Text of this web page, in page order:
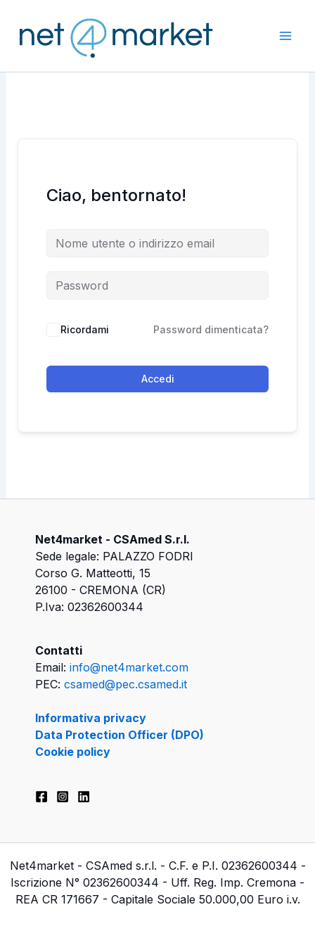
contenuto
Ciao, bentornato!
Ricordami Password dimenticata?
Accedi
Net4market - CSAmed S.r.l.
Sede legale: PALAZZO FODRI
Corso G. Matteotti, 15
26100 - CREMONA (CR)
P.Iva: 02362600344
Contatti
Email: info@net4market.com
PEC: csamed@pec.csamed.it
Informativa privacy
Data Protection Officer (DPO)
Cookie policy
Net4market - CSAmed s.r.l. - C.F. e P.I. 02362600344 -
Iscrizione N° 02362600344 - Uff. Reg. Imp. Cremona -
REA CR 171667 - Capitale Sociale 50.000,00 Euro i.v.